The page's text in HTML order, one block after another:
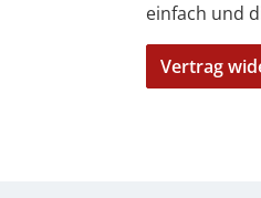
einfach und
Vertrag